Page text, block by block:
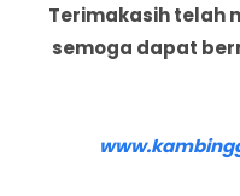
Terimakasih telah
semoga dapat